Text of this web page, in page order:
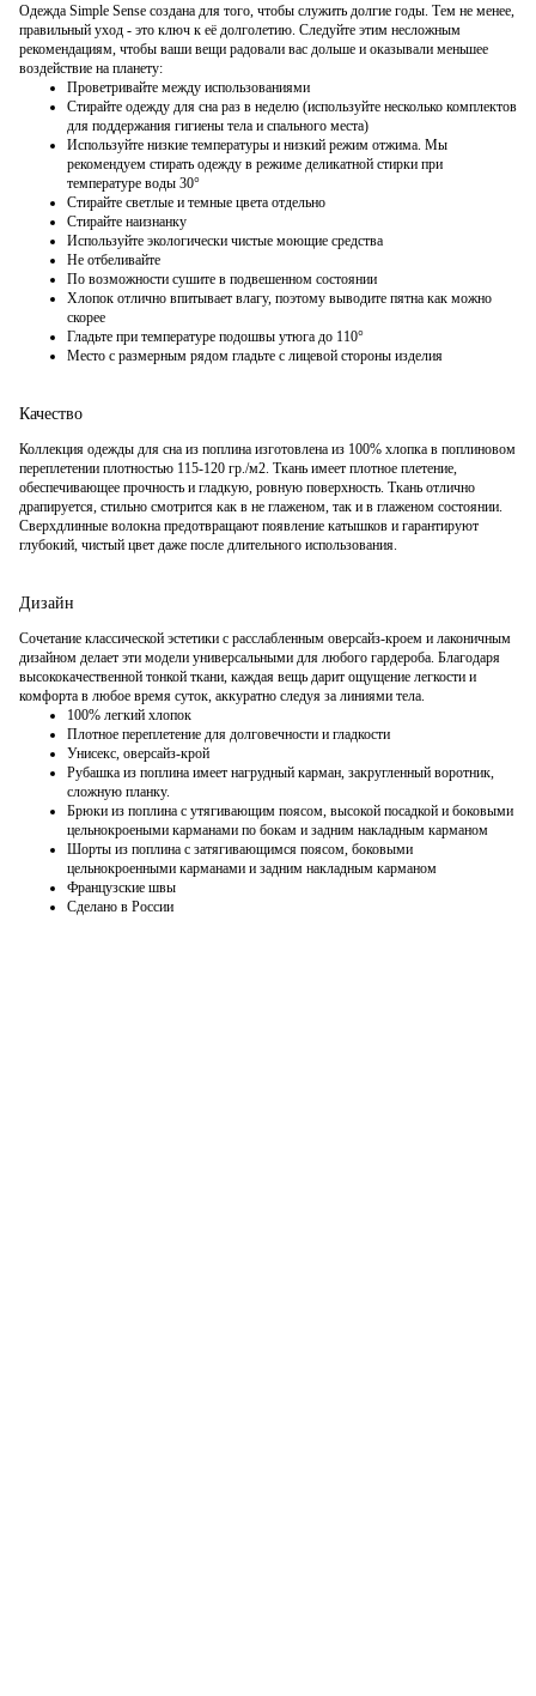
Одежда Simple Sense создана для того, чтобы служить долгие годы. Тем не менее,
правильный уход - это ключ к её долголетию. Следуйте этим несложным
рекомендациям, чтобы ваши вещи радовали вас дольше и оказывали меньшее
воздействие на планету:
Проветривайте между использованиями
Стирайте одежду для сна раз в неделю (используйте несколько комплектов
для поддержания гигиены тела и спального места)
Используйте низкие температуры и низкий режим отжима. Мы
рекомендуем стирать одежду в режиме деликатной стирки при
температуре воды 30°
Стирайте светлые и темные цвета отдельно
Стирайте наизнанку
Используйте экологически чистые моющие средства
Не отбеливайте
По возможности сушите в подвешенном состоянии
Хлопок отлично впитывает влагу, поэтому выводите пятна как можно
скорее
Гладьте при температуре подошвы утюга до 110°
Место с размерным рядом гладьте с лицевой стороны изделия
Качество
Коллекция одежды для сна из поплина изготовлена из 100% хлопка в поплиновом
переплетении плотностью 115-120 гр./м2. Ткань имеет плотное плетение,
обеспечивающее прочность и гладкую, ровную поверхность. Ткань отлично
драпируется, стильно смотрится как в не глаженом, так и в глаженом состоянии.
Сверхдлинные волокна предотвращают появление катышков и гарантируют
глубокий, чистый цвет даже после длительного использования.
Дизайн
Сочетание классической эстетики с расслабленным оверсайз-кроем и лаконичным
дизайном делает эти модели универсальными для любого гардероба. Благодаря
высококачественной тонкой ткани, каждая вещь дарит ощущение легкости и
комфорта в любое время суток, аккуратно следуя за линиями тела.
100% легкий хлопок
Плотное переплетение для долговечности и гладкости
Унисекс, оверсайз-крой
Рубашка из поплина имеет нагрудный карман, закругленный воротник,
сложную планку.
Брюки из поплина с утягивающим поясом, высокой посадкой и боковыми
цельнокроеными карманами по бокам и задним накладным карманом
Шорты из поплина с затягивающимся поясом, боковыми
цельнокроенными карманами и задним накладным карманом
Французские швы
Сделано в России